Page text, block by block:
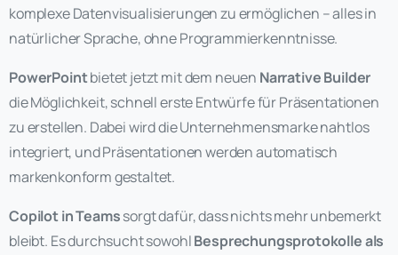
komplexe Datenvisualisierungen zu ermöglichen – alles in
natürlicher Sprache, ohne Programmierkenntnisse.
PowerPointbietet jetzt mit dem neuen Narrative Builder
die Möglichkeit, schnell erste Entwürfe für Präsentationen
zu erstellen. Dabei wird die Unternehmensmarke nahtlos
integriert, und Präsentationen werden automatisch
markenkonform gestaltet.
Copilot in Teamssorgt dafür, dass nichts mehr unbemerkt
bleibt. Es durchsucht sowohlBesprechungsprotokolle als